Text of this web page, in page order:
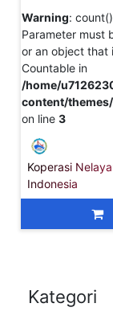
Warning:
Parameter must
or an object that
Countable in
/home/
content/
on line 3
Koperasi
Indonesia
Kategori